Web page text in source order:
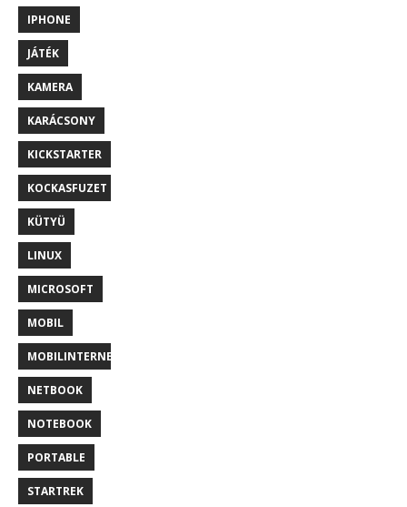
IPHONE
JÁTÉK
KAMERA
KARÁCSONY
KICKSTARTER
KOCKASFUZET
KÜTYÜ
LINUX
MICROSOFT
MOBIL
MOBILINTERNET
NETBOOK
NOTEBOOK
PORTABLE
STARTREK